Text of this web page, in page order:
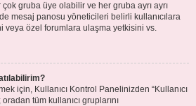
gruba üye olabilir ve her gruba ayrı ayrı
mesaj panosu yöneticileri belirli kullanıcılara
veya özel forumlara ulaşma yetkisini vs.
için, Kullanıcı Kontrol Panelinizden “Kullanıcı
oradan tüm kullanıcı gruplarını